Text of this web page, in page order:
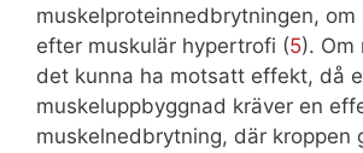
muskelproteinnedbrytningen, om
efter muskulär hypertrofi (5). Om
det kunna ha motsatt effekt, då
muskeluppbyggnad kräver en
muskelnedbrytning, där kroppen